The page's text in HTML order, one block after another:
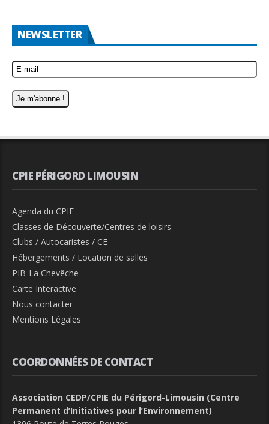
NEWSLETTER
CPIE PÉRIGORD LIMOUSIN
Agenda du CPIE
Classes de Découverte/Centres de loisirs
Clubs / Autocaristes / CE
Hébergements / Location de salles
PIB-La Chevêche
Carte Interactive
Nous contacter
Mentions Légales
COORDONNÉES DE CONTACT
Association CEDP/CPIE du Périgord-Limousin (Centre
Permanent d’Initiatives pour l’Environnement)